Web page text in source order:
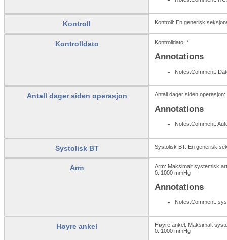
Kontroll Kontroll: En generisk
Kontrolldato Kontrolldato: *
Annotations
Notes.Comment:
Antall dager siden operasjon Antall dager siden operasjon:
Annotations
Notes.Comment:
Systolisk BT Systolisk BT: En generisk
Arm
Arm: Maksimalt systemisk
0..1000 mmHg
Annotations
Notes.Comment:
Høyre ankel
Høyre ankel: Maksimalt
0..1000 mmHg